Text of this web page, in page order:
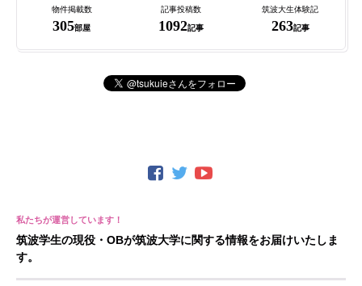
物件掲載数
305部屋
記事投稿数
1092記事
筑波大生体験記
263記事
筑波学生の現役・OBが筑波大学に関する情報をお届けいたしま
す。